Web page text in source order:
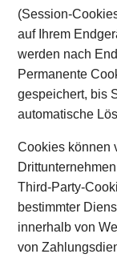
(Session-
auf Ihrem
werden nach
Permanente
gespeichert, bis
automatische
Cookies können
Third-Party-
bestimmter
innerhalb von
von